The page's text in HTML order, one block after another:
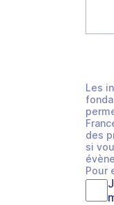
Les
des
si
Pour